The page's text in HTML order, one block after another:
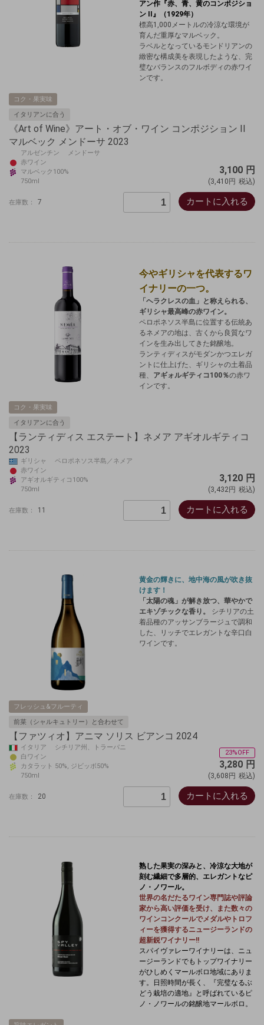
アン作『赤、青、黄のコンポジショ
ン II』（1929年）
標高1,000メートルの冷涼な環境が
育んだ重厚なマルベック。
ラベルとなっているモンドリアンの
緻密な構成美を表現したような、完
璧なバランスのフルボディの赤ワイ
ンです。
コク・果実味
イタリアンに合う
《Art of Wine》アート・オブ・ワイン コンポジション II
マルベック メンドーサ 2023
アルゼンチン メンドーサ
赤ワイン
マルベック100%
750ml
3,100 円
(3,410円 税込)
在庫数： 7 カートに入れる
今やギリシャを代表するワ
イナリーの一つ。
「ヘラクレスの血」と称えられる、
ギリシャ最高峰の赤ワイン。
ペロポネソス半島に位置する伝統あ
るネメアの地は、古くから良質なワ
インを生み出してきた銘醸地。
ランティディスがモダンかつエレガ
ントに仕上げた、ギリシャの土着品
種、
アギォルギティコ100％の赤ワ
インです。
コク・果実味
イタリアンに合う
【ランティディス エステート】ネメア アギオルギティコ
2023
ギリシャ ペロポネソス半島／ネメア
赤ワイン
アギオルギティコ100%
750ml
3,120 円
(3,432円 税込)
在庫数： 11 カートに入れる
黄金の輝きに、地中海の風が吹き抜
けます！
「太陽の魂」が解き放つ、華やかで
エキゾチックな香り。
シチリアの土
着品種のアッサンブラージュで調和
した、リッチでエレガントな辛口白
ワインです。
フレッシュ&フルーティ
前菜（シャルキュトリー）と合わせて
【ファツィオ】アニマ ソリス ビアンコ 2024
イタリア シチリア州、トラーパニ
白ワイン
カタラット 50%, ジビッボ50%
750ml
23%OFF
3,280 円
(3,608円 税込)
在庫数： 20 カートに入れる
熟した果実の深みと、冷涼な大地が
刻む繊細で多層的、エレガントなピ
ノ・ノワール。
世界の名だたるワイン専門誌や評論
家から高い評価を受け、また数々の
ワインコンクールでメダルやトロフ
ィーを獲得するニュージーランドの
超新鋭ワイナリー!!
スパイヴァレーワイナリーは、ニュ
ージーランドでもトップワイナリー
がひしめくマールボロ地域にありま
す。日照時間が長く、『完璧なるぶ
どう栽培の適地』と呼ばれているピ
ノ・ノワールの銘醸地マールボロ。